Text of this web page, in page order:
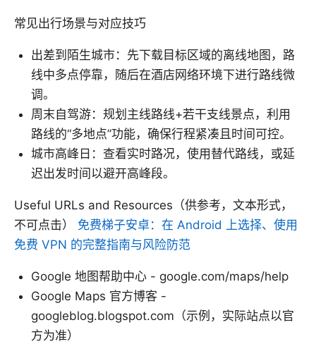
常见出行场景与对应技巧
出差到陌生城市：先下载目标区域的离线地图，路
线中多点停靠，随后在酒店网络环境下进行路线微
调。
周末自驾游：规划主线路线+若干支线景点，利用
路线的“多地点”功能，确保行程紧凑且时间可控。
城市高峰日：查看实时路况，使用替代路线，或延
迟出发时间以避开高峰段。
Useful URLs and Resources（供参考，文本形式，
不可点击） 免费梯子安卓：在 Android 上选择、使用
免费 VPN 的完整指南与风险防范
Google 地图帮助中心 - google.com/maps/help
Google Maps 官方博客 -
googleblog.blogspot.com（示例，实际站点以官
方为准）